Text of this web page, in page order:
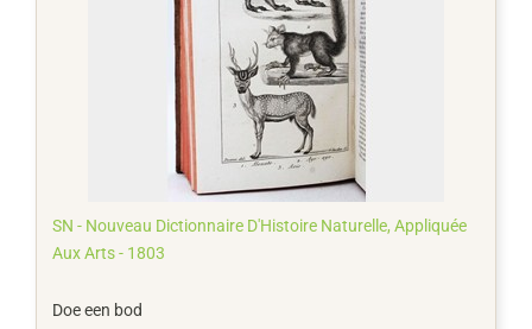
SN - Nouveau Dictionnaire D'Histoire Naturelle, Appliquée
Aux Arts - 1803
Doe een bod